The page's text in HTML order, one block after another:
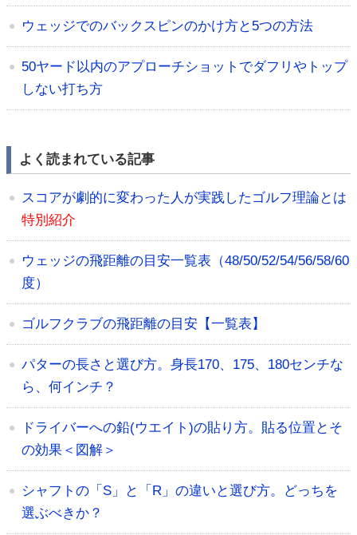
ウェッジでのバックスピンのかけ方と5つの方法
50ヤード以内のアプローチショットでダフリやトップ
しない打ち方
よく読まれている記事
スコアが劇的に変わった人が実践したゴルフ理論とは
特別紹介
ウェッジの飛距離の目安一覧表（48/50/52/54/56/58/60
度）
ゴルフクラブの飛距離の目安【一覧表】
パターの長さと選び方。身長170、175、180センチな
ら、何インチ？
ドライバーへの鉛(ウエイト)の貼り方。貼る位置とそ
の効果＜図解＞
シャフトの「S」と「R」の違いと選び方。どっちを
選ぶべきか？